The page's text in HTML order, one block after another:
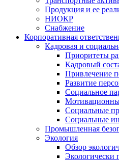
Продукция и ее
НИОКР
Снабжение
Корпоративная
Кадровая и
Приоритеты
Кадровый
Привлечение
Развитие
Социальное
Социальные
Социальные
Промышленная
Экология
Обзор
Экологически